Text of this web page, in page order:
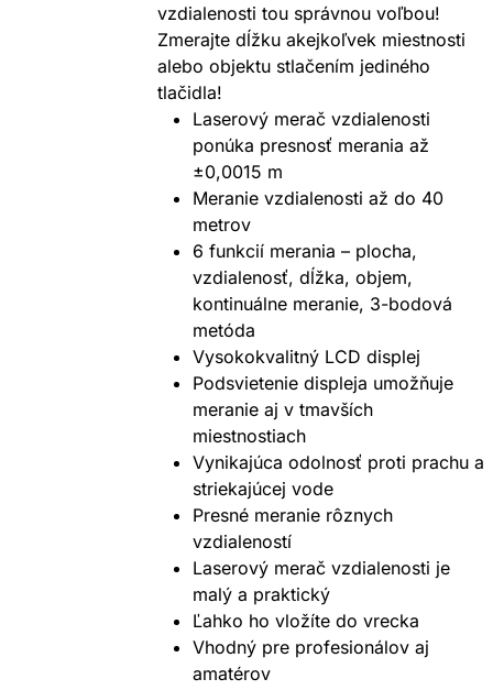
vzdialenosti tou správnou voľbou!
Zmerajte dĺžku akejkoľvek miestnosti
alebo objektu stlačením jediného
tlačidla!
Laserový merač vzdialenosti
ponúka presnosť merania až
±0,0015 m
Meranie vzdialenosti až do 40
metrov
6 funkcií merania – plocha,
vzdialenosť, dĺžka, objem,
kontinuálne meranie, 3-bodová
metóda
Vysokokvalitný LCD displej
Podsvietenie displeja umožňuje
meranie aj v tmavších
miestnostiach
Vynikajúca odolnosť proti prachu a
striekajúcej vode
Presné meranie rôznych
vzdialeností
Laserový merač vzdialenosti je
malý a praktický
Ľahko ho vložíte do vrecka
Vhodný pre profesionálov aj
amatérov